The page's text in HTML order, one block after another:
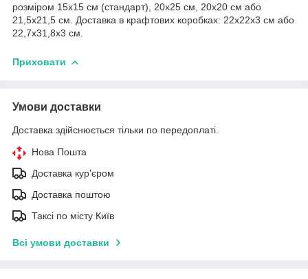
розміром 15х15 см (стандарт), 20х25 см, 20х20 см або
21,5х21,5 см. Доставка в крафтових коробках: 22х22х3 см або
22,7х31,8х3 см.
Приховати
Умови доставки
Доставка здійснюється тільки по передоплаті.
Нова Пошта
Доставка кур'єром
Доставка поштою
Таксі по місту Київ
Всі умови доставки